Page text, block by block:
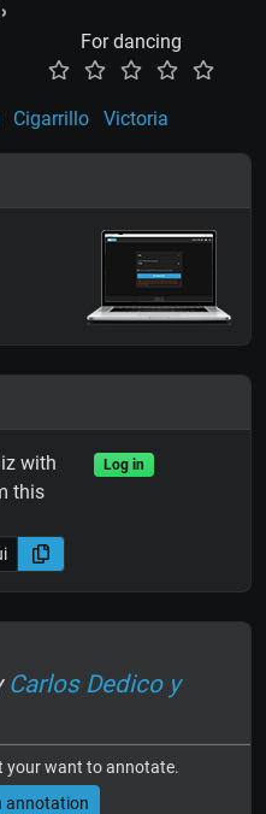
For dancing
Cigarrillo Victoria
with
this
Log in
Carlos Dedico y
your want to annotate.
annotation